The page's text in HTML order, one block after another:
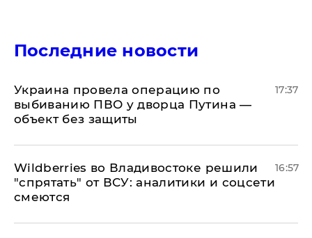
Последние новости
Украина провела операцию по
выбиванию ПВО у дворца Путина —
объект без защиты
17:37
Wildberries во Владивостоке решили
"спрятать" от ВСУ: аналитики и соцсети
смеются
16:57